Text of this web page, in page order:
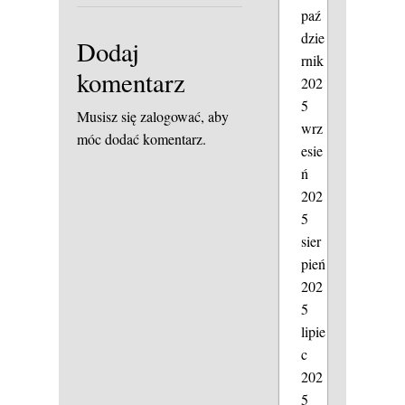
Dodaj
komentarz
Musisz sięzalogować, aby
móc dodać komentarz.
paź
dzie
rnik
202
5
wrz
esie
ń
202
5
sier
pień
202
5
lipie
c
202
5